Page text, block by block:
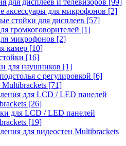
для дисплеев и телевизоров [99]
аксессуары для микрофонов [2]
стойки для дисплеев [57]
громкоговорителей [1]
микрофонов [2]
камер [10]
[16]
для наушников [1]
с регулировкой [6]
[71]
для LCD / LED панелей
[26]
для LCD / LED панелей
[19]
для видеостен Multibrackets